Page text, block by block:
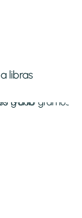
libras